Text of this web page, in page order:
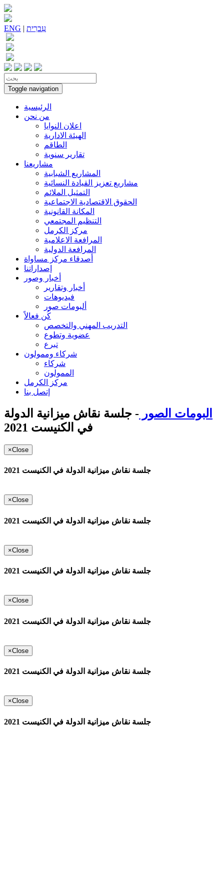
ENG | עִברִית
Toggle navigation
الرئيسية
من نحن
اعلان النوايا
الهيئة الادارية
الطاقم
تقارير سنوية
مشاريعنا
المشاريع الشبابية
مشاريع تعزيز القيادة النسائية
التمثيل الملائم
الحقوق الاقتصادية الاجتماعية
المكانة القانونية
التنظيم المجتمعي
مركز الكرمل
المرافعة الاعلامية
المرافعة الدولية
أصدقاء مركز مساواة
إصداراتنا
أخبار وصور
أخبار وتقارير
فيديوهات
ألبومات صور
كُن فعالاً
التدريب المهني والتخصص
عضوية وتطوع
تبرع
شركاء وممولون
شركاء
الممولون
مركز الكرمل
إتصل بنا
البومات الصور - جلسة نقاش ميزانية الدولة
في الكنيست 2021
×Close
جلسة نقاش ميزانية الدولة في الكنيست 2021
×Close
جلسة نقاش ميزانية الدولة في الكنيست 2021
×Close
جلسة نقاش ميزانية الدولة في الكنيست 2021
×Close
جلسة نقاش ميزانية الدولة في الكنيست 2021
×Close
جلسة نقاش ميزانية الدولة في الكنيست 2021
×Close
جلسة نقاش ميزانية الدولة في الكنيست 2021